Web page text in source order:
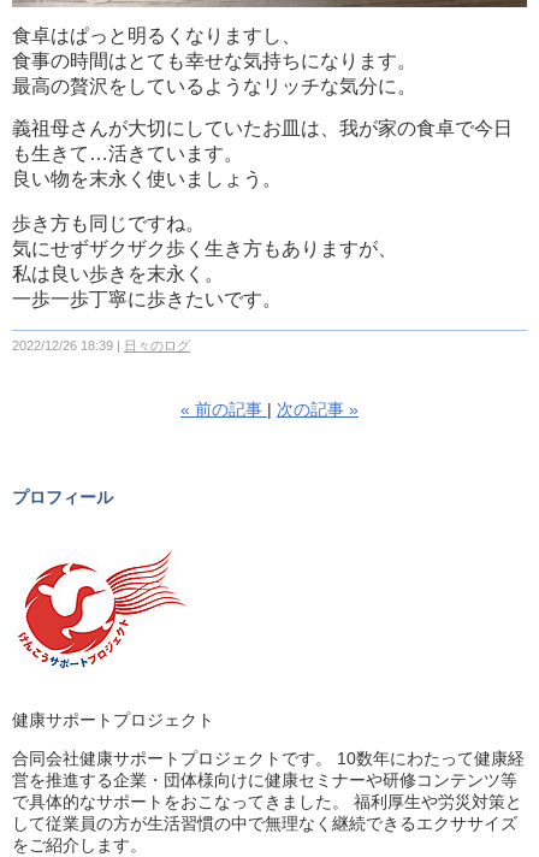
食卓はぱっと明るくなりますし、
食事の時間はとても幸せな気持ちになります。
最高の贅沢をしているようなリッチな気分に。
義祖母さんが大切にしていたお皿は、我が家の食卓で今日
も生きて…活きています。
良い物を末永く使いましょう。
歩き方も同じですね。
気にせずザクザク歩く生き方もありますが、
私は良い歩きを末永く。
一歩一歩丁寧に歩きたいです。
2022/12/26 18:39 日々のログ
« 前の記事 次の記事 »
プロフィール
健康サポートプロジェクト
合同会社健康サポートプロジェクトです。 10数年にわたって健康経
営を推進する企業・団体様向けに健康セミナーや研修コンテンツ等
で具体的なサポートをおこなってきました。 福利厚生や労災対策と
して従業員の方が生活習慣の中で無理なく継続できるエクササイズ
をご紹介します。